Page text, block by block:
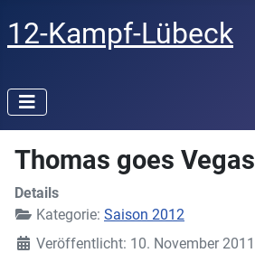
12-Kampf-Lübeck
Thomas goes Vegas
Details
Kategorie: Saison 2012
Veröffentlicht: 10. November 2011